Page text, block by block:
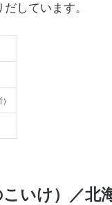
しています。
いけ）／北